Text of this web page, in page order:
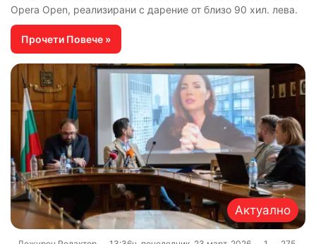
Opera Open, реализирани с дарение от близо 90 хил. лева.
Прочети Повече »
Актуално